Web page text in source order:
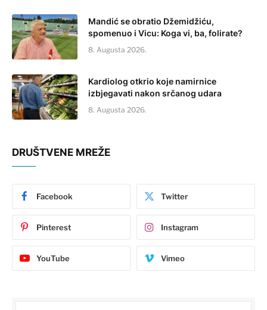
Mandić se obratio Džemidžiću,
spomenuo i Vicu: Koga vi, ba, folirate?
8. Augusta 2026.
Kardiolog otkrio koje namirnice
izbjegavati nakon srčanog udara
8. Augusta 2026.
DRUŠTVENE MREŽE
Facebook Twitter
Pinterest Instagram
YouTube Vimeo